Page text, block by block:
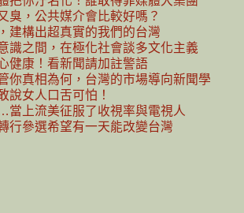
臭，公共媒介會比較好嗎？
建構出超真實的我們的台灣
識之間，在極化社會談多文化主義
健康！看新聞請加註警語
你真相為何，台灣的市場導向新聞學
說女人口舌可怕！
當上流美征服了收視率與電視人
行參選希望有一天能改變台灣